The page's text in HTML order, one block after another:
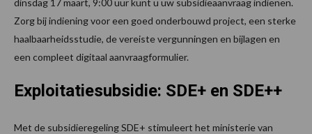
Zorg bij indiening voor een goed onderbouwd project, een sterke
haalbaarheidsstudie, de vereiste vergunningen en bijlagen en
een compleet digitaal aanvraagformulier.
Exploitatiesubsidie: SDE+ en SDE++
Met de subsidieregeling SDE+ stimuleert het ministerie van